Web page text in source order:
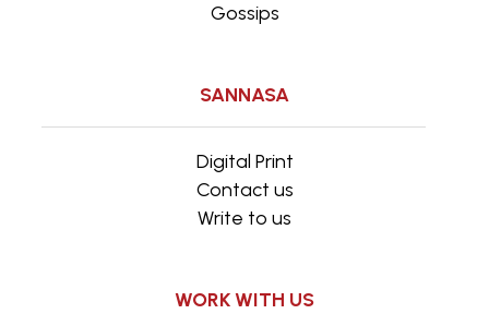
Gossips
SANNASA
Digital Print
Contact us
Write to us
WORK WITH US